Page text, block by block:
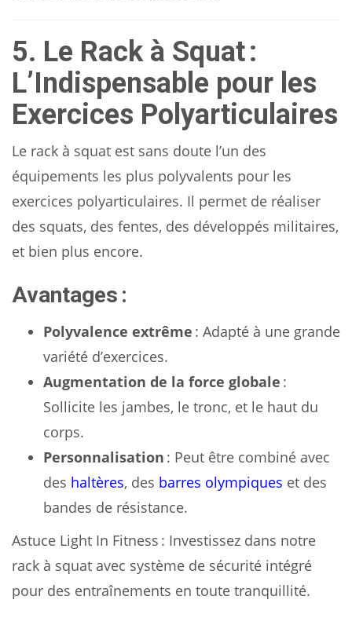
5. Le Rack à Squat :
L’Indispensable pour les
Exercices Polyarticulaires
Le rack à squat est sans doute l’un des
équipements les plus polyvalents pour les
exercices polyarticulaires. Il permet de réaliser
des squats, des fentes, des développés militaires,
et bien plus encore.
Avantages :
Polyvalence extrême : Adapté à une grande
variété d’exercices.
Augmentation de la force globale :
Sollicite les jambes, le tronc, et le haut du
corps.
Personnalisation : Peut être combiné avec
des haltères, des barres olympiques et des
bandes de résistance.
Astuce Light In Fitness : Investissez dans notre
rack à squat avec système de sécurité intégré
pour des entraînements en toute tranquillité.